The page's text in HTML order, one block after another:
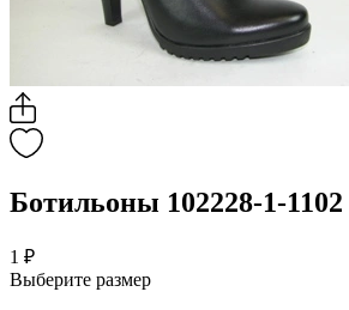
Ботильоны 102228-1-1102
1 ₽
Выберите размер